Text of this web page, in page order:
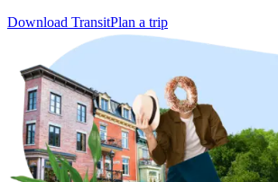
Download TransitPlan a trip